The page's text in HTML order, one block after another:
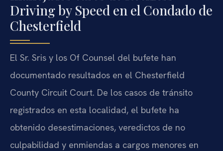
Driving by Speed en el Condado de
Chesterfield
El Sr. Sris y los Of Counsel del bufete han
documentado resultados en el Chesterfield
County Circuit Court. De los casos de tránsito
registrados en esta localidad, el bufete ha
obtenido desestimaciones, veredictos de no
culpabilidad y enmiendas a cargos menores en